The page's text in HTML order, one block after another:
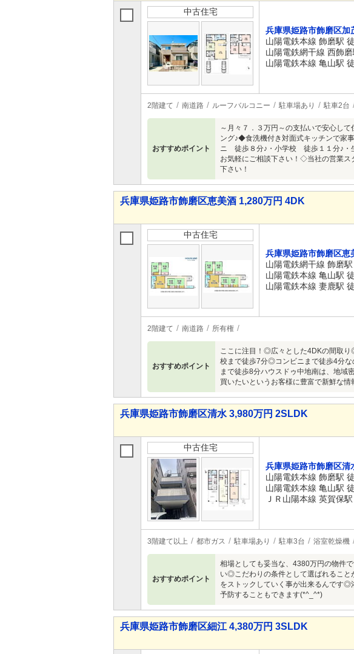
中古住宅
兵庫県姫路市飾磨区加
山陽電鉄本線 飾磨駅
山陽電鉄網干線 西飾
山陽電鉄本線 亀山駅
2階建て 南道路 ルーフバルコニー 駐車場あり 駐車2台
おすすめポイント
～月々７．３万円～の支払いで安心し
ング♪◆食洗機付き対面式キッチンで家
ニ 徒歩８分♪・小学校 徒歩１１分♪・
お気軽にご相談下さい！◇当社の営業ス
下さい！
兵庫県姫路市飾磨区恵美酒 1,280万円 4DK
中古住宅
兵庫県姫路市飾磨区恵
山陽電鉄網干線 飾磨
山陽電鉄本線 亀山駅
山陽電鉄本線 妻鹿駅
2階建て 南道路 所有権
おすすめポイント
ここに注目！◎広々とした4DKの間取
校まで徒歩7分◎コンビニまで徒歩4分
まで徒歩8分ハウスドゥ中地南は、地域
買いたいというお客様に豊富で新鮮な
兵庫県姫路市飾磨区清水 3,980万円 2SLDK
中古住宅
兵庫県姫路市飾磨区清
山陽電鉄本線 飾磨駅
山陽電鉄本線 亀山駅
ＪＲ山陽本線 英賀保
3階建て以上 都市ガス 駐車場あり 駐車3台 浴室乾燥機
おすすめポイント
相場としても妥当な、4380万円の物件
い◎こだわりの条件として選ばれるこ
をストックしていく事が出来るんです◎
予防することもできます(*^_^*)
兵庫県姫路市飾磨区細江 4,380万円 3SLDK